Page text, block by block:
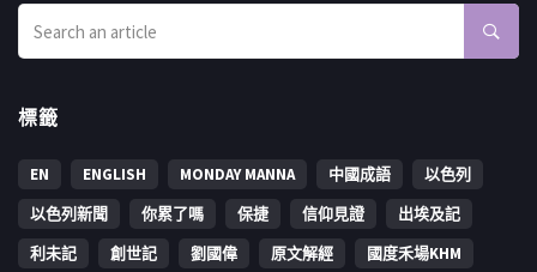
標籤
EN ENGLISH MONDAY MANNA 中國成語
以色列
以色列新聞
你累了嗎 保捷 信仰見證
出埃及記
利未記
創世記 劉國偉 原文解經
國度禾場KHM